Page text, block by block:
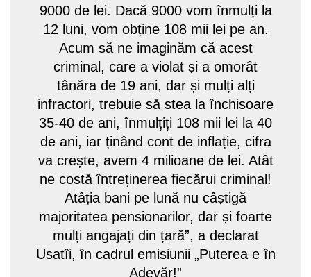
9000 de lei. Dacă 9000 vom înmulți la
12 luni, vom obține 108 mii lei pe an.
Acum să ne imaginăm că acest
criminal, care a violat și a omorât
tânăra de 19 ani, dar și mulți alți
infractori, trebuie să stea la închisoare
35-40 de ani, înmulțiți 108 mii lei la 40
de ani, iar ținând cont de inflație, cifra
va crește, avem 4 milioane de lei. Atât
ne costă întreținerea fiecărui criminal!
Atâția bani pe lună nu câștigă
majoritatea pensionarilor, dar și foarte
mulți angajați din țară”, a declarat
Usatîi, în cadrul emisiunii „Puterea e în
Adevăr!”